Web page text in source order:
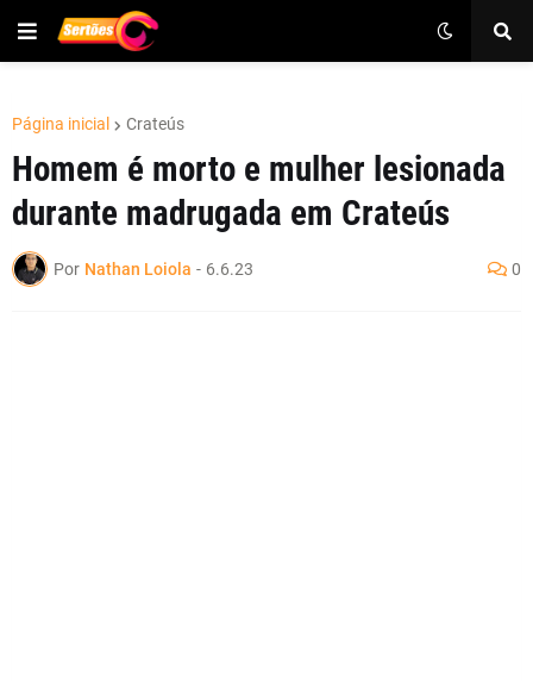
Página inicial Crateús
Homem é morto e mulher lesionada
durante madrugada em Crateús
Por Nathan Loiola - 6.6.23 0